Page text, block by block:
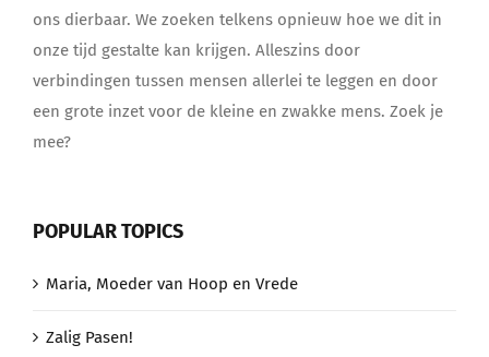
ons dierbaar. We zoeken telkens opnieuw hoe we dit in
onze tijd gestalte kan krijgen. Alleszins door
verbindingen tussen mensen allerlei te leggen en door
een grote inzet voor de kleine en zwakke mens. Zoek je
mee?
POPULAR TOPICS
Maria, Moeder van Hoop en Vrede
Zalig Pasen!